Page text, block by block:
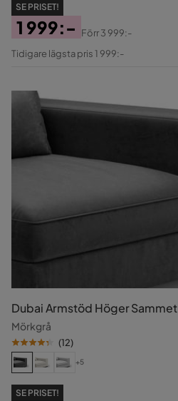
SE PRISET!
Pris
1 999:-
Original
Förr3 999:-
Tidigare lägsta pris 1 999:-
Dubai Armstöd Höger Sammet
Mörkgrå
(12)
+5
SE PRISET!